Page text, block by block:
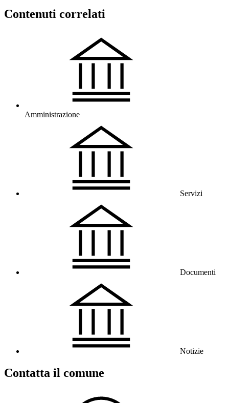
Contenuti correlati
Amministrazione
Servizi
Documenti
Notizie
Contatta il comune